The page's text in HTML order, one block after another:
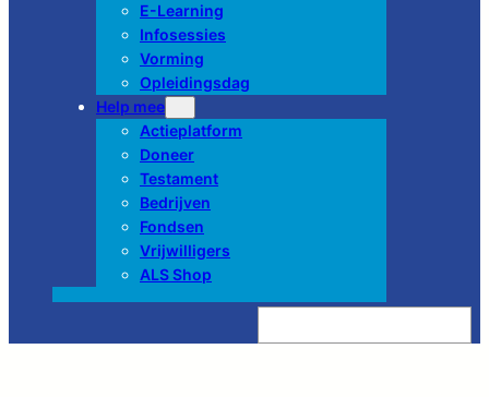
E-Learning
Infosessies
Vorming
Opleidingsdag
Help mee
Actieplatform
Doneer
Testament
Bedrijven
Fondsen
Vrijwilligers
ALS Shop
Z
e